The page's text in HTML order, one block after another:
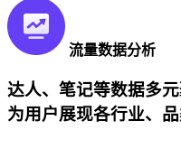
流量数据分析
达人、笔记等数据多
为用户展现各行业、品